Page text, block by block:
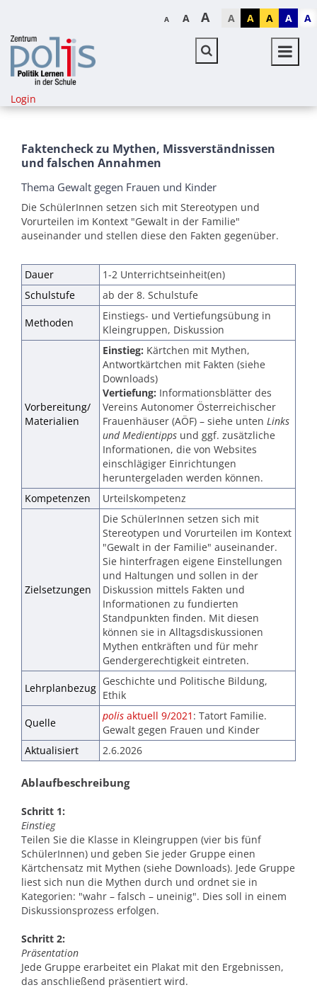
A A A A A A A A
Login
Faktencheck zu Mythen, Missverständnissen
und falschen Annahmen
Thema Gewalt gegen Frauen und Kinder
Die SchülerInnen setzen sich mit Stereotypen und
Vorurteilen im Kontext "Gewalt in der Familie"
auseinander und stellen diese den Fakten gegenüber.
Dauer
1-2 Unterrichtseinheit(en)
Schulstufe
ab der 8. Schulstufe
Methoden
Einstiegs- und Vertiefungsübung in
Kleingruppen, Diskussion
Vorbereitung/
Materialien
Einstieg: Kärtchen mit Mythen,
Antwortkärtchen mit Fakten (siehe
Downloads)
Vertiefung: Informationsblätter des
Vereins Autonomer Österreichischer
Frauenhäuser (AÖF) – siehe unten Links
und Medientipps und ggf. zusätzliche
Informationen, die von Websites
einschlägiger Einrichtungen
heruntergeladen werden können.
Kompetenzen
Urteilskompetenz
Zielsetzungen
Die SchülerInnen setzen sich mit
Stereotypen und Vorurteilen im Kontext
"Gewalt in der Familie" auseinander.
Sie hinterfragen eigene Einstellungen
und Haltungen und sollen in der
Diskussion mittels Fakten und
Informationen zu fundierten
Standpunkten finden. Mit diesen
können sie in Alltagsdiskussionen
Mythen entkräften und für mehr
Gendergerechtigkeit eintreten.
Lehrplanbezug
Geschichte und Politische Bildung,
Ethik
Quelle
polis aktuell 9/2021 : Tatort Familie.
Gewalt gegen Frauen und Kinder
Aktualisiert
2.6.2026
Ablaufbeschreibung
Schritt 1:
Einstieg
Teilen Sie die Klasse in Kleingruppen (vier bis fünf
SchülerInnen) und geben Sie jeder Gruppe einen
Kärtchensatz mit Mythen (siehe Downloads). Jede Gruppe
liest sich nun die Mythen durch und ordnet sie in
Kategorien: "wahr – falsch – uneinig". Dies soll in einem
Diskussionsprozess erfolgen.
Schritt 2:
Präsentation
Jede Gruppe erarbeitet ein Plakat mit den Ergebnissen,
das anschließend präsentiert wird.